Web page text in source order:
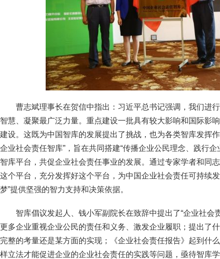
曹志斌理事长在贺信中指出：习近平总书记强调，我们进
智慧、凝聚最广泛力量。重点建设一批具有较大影响和国际影
建设。这既为中国智库的发展提出了挑战，也为各类智库发挥
企业社会责任智库”，旨在共同搭建“传播企业公民理念、践行
智库平台，共促企业社会责任事业的发展。通过专家学者和同
这个平台，充分发挥好这个平台，为中国企业社会责任可持续
梦”提供坚强的智力支持和决策依据。
智库倡议发起人、钱小军副院长在致辞中提出了“企业社会
更多企业重视企业公民的责任和义务、激发企业履职；提出了
完整的考量还是某方面的实现；《企业社会责任报告》起到什
样立法才能促进企业的企业社会责任的实践等问题，亟待智库